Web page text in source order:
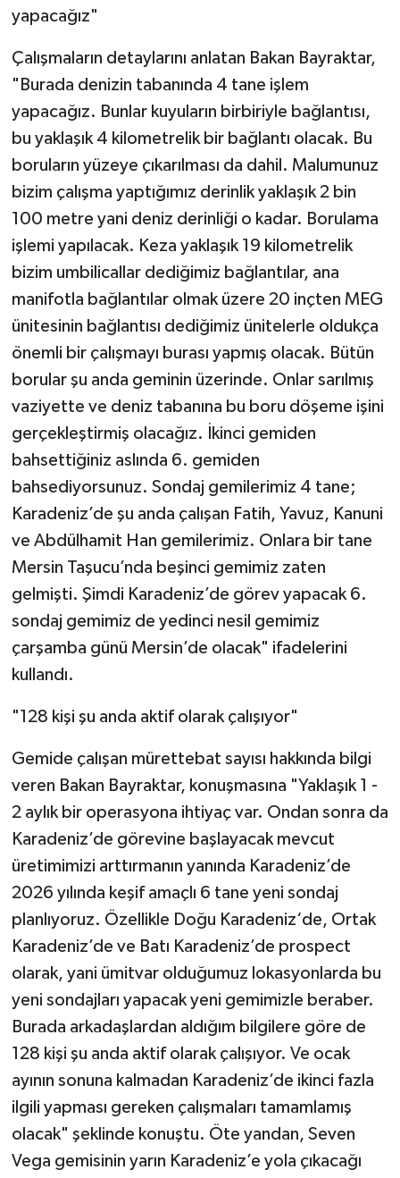
yapacağız"
Çalışmaların detaylarını anlatan Bakan Bayraktar,
"Burada denizin tabanında 4 tane işlem
yapacağız. Bunlar kuyuların birbiriyle bağlantısı,
bu yaklaşık 4 kilometrelik bir bağlantı olacak. Bu
boruların yüzeye çıkarılması da dahil. Malumunuz
bizim çalışma yaptığımız derinlik yaklaşık 2 bin
100 metre yani deniz derinliği o kadar. Borulama
işlemi yapılacak. Keza yaklaşık 19 kilometrelik
bizim umbilicallar dediğimiz bağlantılar, ana
manifotla bağlantılar olmak üzere 20 inçten MEG
ünitesinin bağlantısı dediğimiz ünitelerle oldukça
önemli bir çalışmayı burası yapmış olacak. Bütün
borular şu anda geminin üzerinde. Onlar sarılmış
vaziyette ve deniz tabanına bu boru döşeme işini
gerçekleştirmiş olacağız. İkinci gemiden
bahsettiğiniz aslında 6. gemiden
bahsediyorsunuz. Sondaj gemilerimiz 4 tane;
Karadeniz’de şu anda çalışan Fatih, Yavuz, Kanuni
ve Abdülhamit Han gemilerimiz. Onlara bir tane
Mersin Taşucu’nda beşinci gemimiz zaten
gelmişti. Şimdi Karadeniz’de görev yapacak 6.
sondaj gemimiz de yedinci nesil gemimiz
çarşamba günü Mersin’de olacak" ifadelerini
kullandı.
"128 kişi şu anda aktif olarak çalışıyor"
Gemide çalışan mürettebat sayısı hakkında bilgi
veren Bakan Bayraktar, konuşmasına "Yaklaşık 1 -
2 aylık bir operasyona ihtiyaç var. Ondan sonra da
Karadeniz’de görevine başlayacak mevcut
üretimimizi arttırmanın yanında Karadeniz’de
2026 yılında keşif amaçlı 6 tane yeni sondaj
planlıyoruz. Özellikle Doğu Karadeniz‘de, Ortak
Karadeniz’de ve Batı Karadeniz’de prospect
olarak, yani ümitvar olduğumuz lokasyonlarda bu
yeni sondajları yapacak yeni gemimizle beraber.
Burada arkadaşlardan aldığım bilgilere göre de
128 kişi şu anda aktif olarak çalışıyor. Ve ocak
ayının sonuna kalmadan Karadeniz’de ikinci fazla
ilgili yapması gereken çalışmaları tamamlamış
olacak" şeklinde konuştu. Öte yandan, Seven
Vega gemisinin yarın Karadeniz’e yola çıkacağı